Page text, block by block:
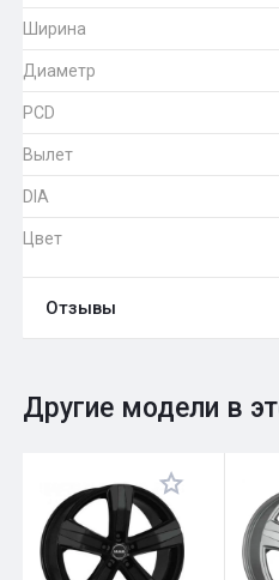
Ширина
Диаметр
PCD
Вылет
DIA
Цвет
Отзывы
Оставить отзыв
Общий
Другие модели в